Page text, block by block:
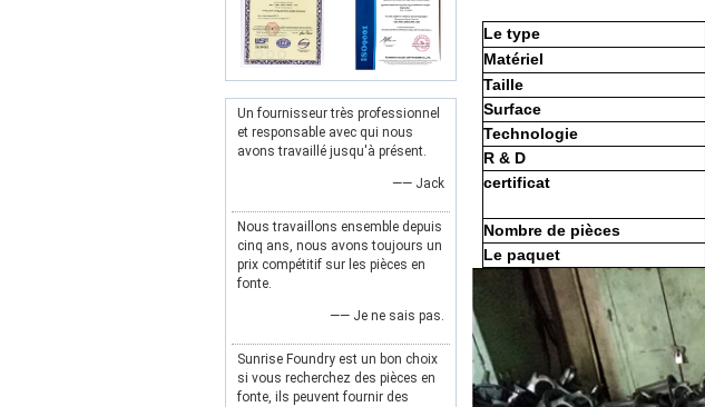
Un fournisseur très professionnel
et responsable avec qui nous
avons travaillé jusqu'à présent.
—— Jack
Nous travaillons ensemble depuis
cinq ans, nous avons toujours un
prix compétitif sur les pièces en
fonte.
—— Je ne sais pas.
Sunrise Foundry est un bon choix
si vous recherchez des pièces en
fonte, ils peuvent fournir des
Le type
Matériel
Taille
Surface
Technologie
R & D
certificat
Nombre de pièces
Le paquet